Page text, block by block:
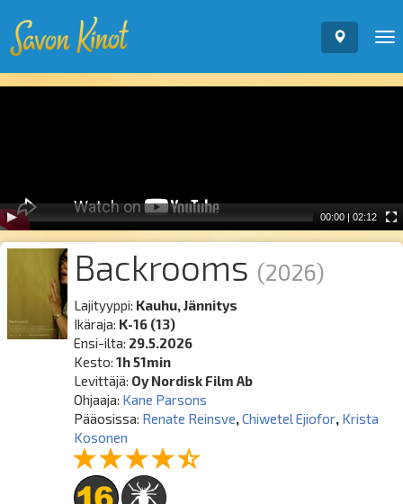
00:00 | 02:12
Backrooms (2026)
Lajityyppi: Kauhu, Jännitys
Ikäraja: K-16 (13)
Ensi-ilta: 29.5.2026
Kesto:1h 51min
Levittäjä: Oy Nordisk Film Ab
Ohjaaja: Kane Parsons
Pääosissa: Renate Reinsve,Chiwetel Ejiofor, Krista
Kosonen